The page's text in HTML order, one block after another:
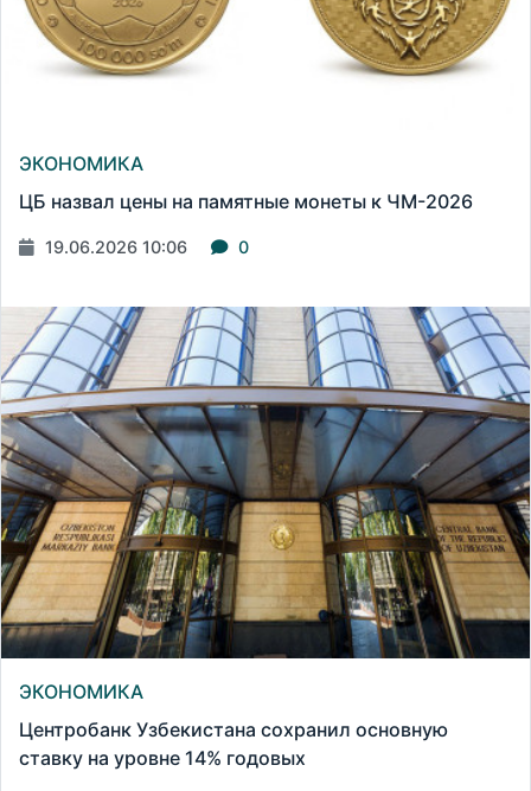
ЭКОНОМИКА
ЦБ назвал цены на памятные монеты к ЧМ-2026
19.06.2026 10:06 0
ЭКОНОМИКА
Центробанк Узбекистана сохранил основную
ставку на уровне 14% годовых